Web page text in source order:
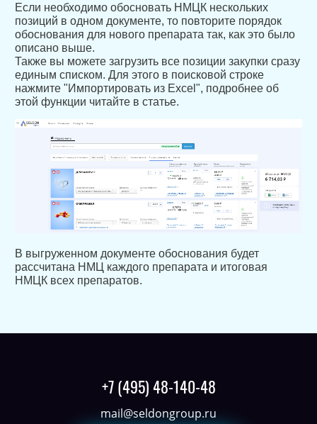
Если необходимо обосновать НМЦК нескольких
позиций в одном документе, то повторите порядок
обоснования для нового препарата так, как это было
описано выше.
Также вы можете загрузить все позиции закупки сразу
единым списком. Для этого в поисковой строке
нажмите "Импортировать из Excel", подробнее об
этой функции читайте в статье.
В выгруженном документе обоснования будет
рассчитана НМЦ каждого препарата и итоговая
НМЦК всех препаратов.
+7 (495) 48-140-48
mail@seldongroup.ru